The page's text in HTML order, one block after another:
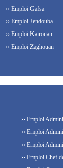
›› Emploi Gafsa
›› Emploi Jendouba
›› Emploi Kairouan
›› Emploi Zaghouan
›› Emploi
›› Emploi
›› Emploi
›› Emploi Chef